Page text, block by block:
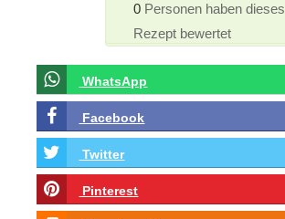
0 Personen haben dieses
Rezept bewertet
WhatsApp
Facebook
Twitter
Pinterest